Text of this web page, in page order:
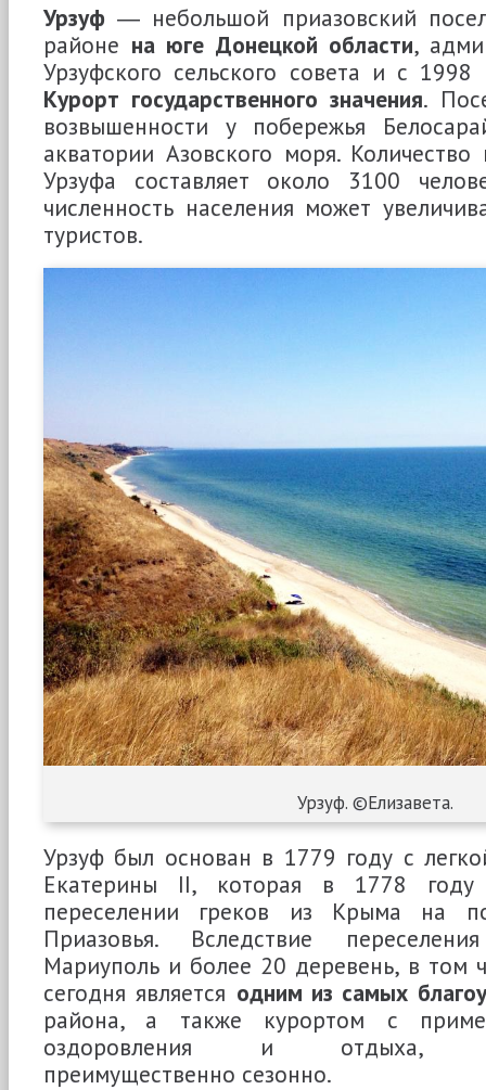
Урзуф ― небольшой приазовский
районе на юге Донецкой области,
Урзуфского сельского совета и с
Курорт государственного значения.
возвышенности у побережья
акватории Азовского моря.
Урзуфа составляет около 3100
численность населения может
туристов.
Урзуф. ©Елизавета.
Урзуф был основан в 1779 году с
Екатерины II, которая в 1778
переселении греков из Крыма на
Приазовья. Вследствие
Мариуполь и более 20 деревень, в том
сегодня является одним из самых
района, а также курортом с
оздоровления и отдыха,
преимущественно сезонно.